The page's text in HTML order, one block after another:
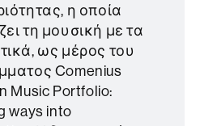
η οποία
τη μουσική με τα
ως μέρος του
Comenius
Music Portfolio:
ways into